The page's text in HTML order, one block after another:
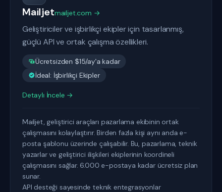
Mailjetmailjet.com →
Geliştiriciler ve işbirlikçi ekipler için tasarlanmış,
güçlü API ve ortak çalışma özellikleri.
Ücretsizden $15/ay'a kadar
İdeal: İşbirlikçi Ekipler
Detaylı İncele →
Mailjet, geliştirici araçları pazarlama ekibinin ortak
çalışmasını kolaylaştırır. Birden fazla kişi aynı anda e-
posta şablonu üzerinde çalışabilir. Bu, pazarlama, teknik
yazarlar ve geliştirici ilişkileri ekiplerinin koordineli
çalışmasını sağlar. 6.000 e-postaya kadar ücretsiz plan
sunar.
API desteği sayesinde teknik entegrasyonlar